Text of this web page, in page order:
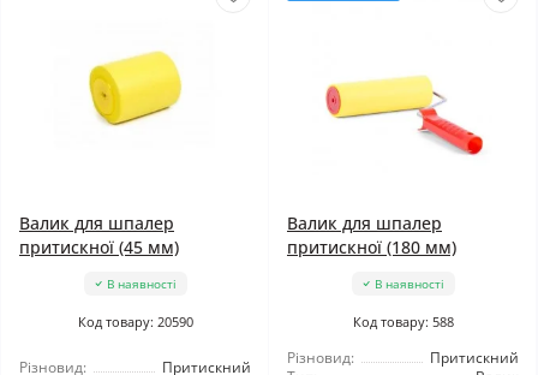
Валик для шпалер
притискної (45 мм)
В наявності
Код товару: 20590
Різновид:
Притискний
Валик для шпалер
притискної (180 мм)
В наявності
Код товару: 588
Різновид:
Притискний